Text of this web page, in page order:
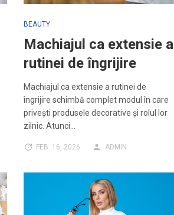
BEAUTY
Machiajul ca extensie a
rutinei de îngrijire
Machiajul ca extensie a rutinei de
îngrijire schimbă complet modul în care
privești produsele decorative și rolul lor
zilnic. Atunci…
FEB. 16, 2026 ADMIN